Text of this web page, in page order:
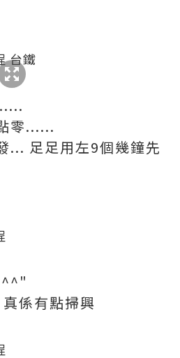
零......
... 足足用左9個幾鐘先
^^"
係有點掃興